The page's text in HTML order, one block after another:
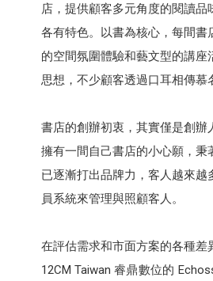
店，提供顧客多元角度的閱讀品
各有特色。以書為核心，每間書
的空間氛圍體驗和藝文型的講座
思想，不少顧客透過口耳相傳慕
書店的創辦初衷，其實僅是創辦
擁有一間自己書店的小心願，秉
已逐漸打出品牌力，客人越來越
員系統來管理與照顧客人。
在評估需求和市面方案的各種差
12CM Taiwan 睿鼎數位的